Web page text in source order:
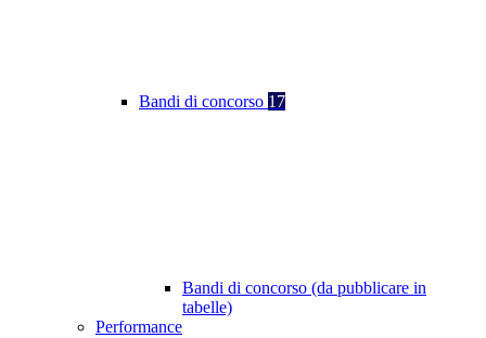
Bandi di concorso 17
Bandi di concorso (da pubblicare in
tabelle)
Performance